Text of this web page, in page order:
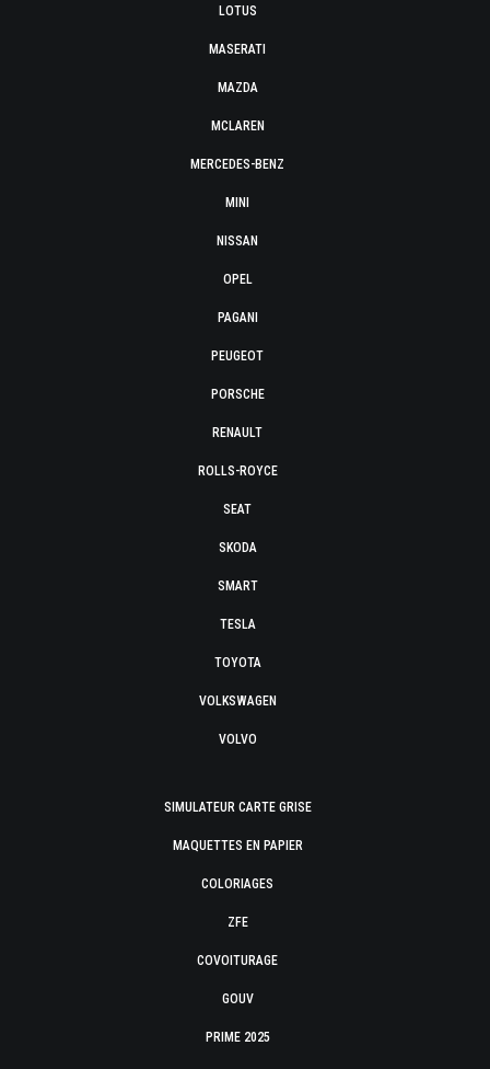
LOTUS
MASERATI
MAZDA
MCLAREN
MERCEDES-BENZ
MINI
NISSAN
OPEL
PAGANI
PEUGEOT
PORSCHE
RENAULT
ROLLS-ROYCE
SEAT
SKODA
SMART
TESLA
TOYOTA
VOLKSWAGEN
VOLVO
SIMULATEUR CARTE GRISE
MAQUETTES EN PAPIER
COLORIAGES
ZFE
COVOITURAGE
GOUV
PRIME 2025